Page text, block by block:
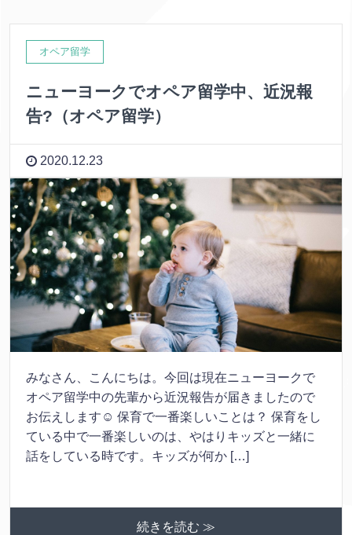
オペア留学
ニューヨークでオペア留学中、近況報
告?（オペア留学）
2020.12.23
みなさん、こんにちは。今回は現在ニューヨークで
オペア留学中の先輩から近況報告が届きましたので
お伝えします☺ 保育で一番楽しいことは？ 保育をし
ている中で一番楽しいのは、やはりキッズと一緒に
話をしている時です。キッズが何か […]
続きを読む ≫